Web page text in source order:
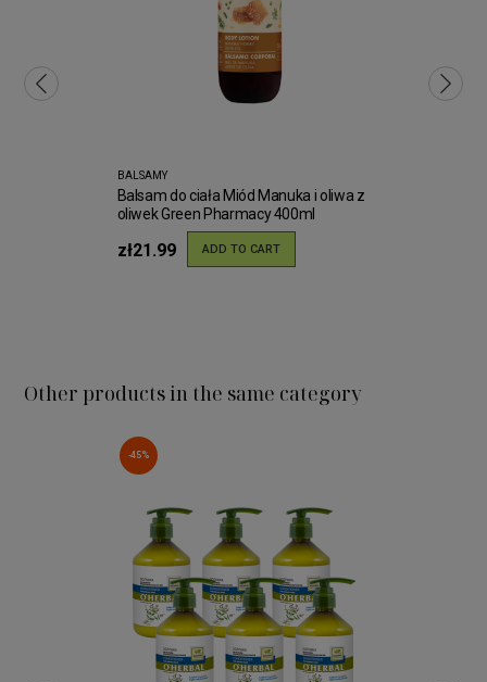
BALSAMY
Balsam do ciała Miód Manuka i oliwa z
oliwek Green Pharmacy 400ml
zł21.99 ADD TO CART
Other products in the same category
-45%